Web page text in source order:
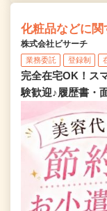
化粧品などに
株式会社ビサーチ
業務委託 登録制
完全在宅OK！ス
験歓迎♪履歴書・